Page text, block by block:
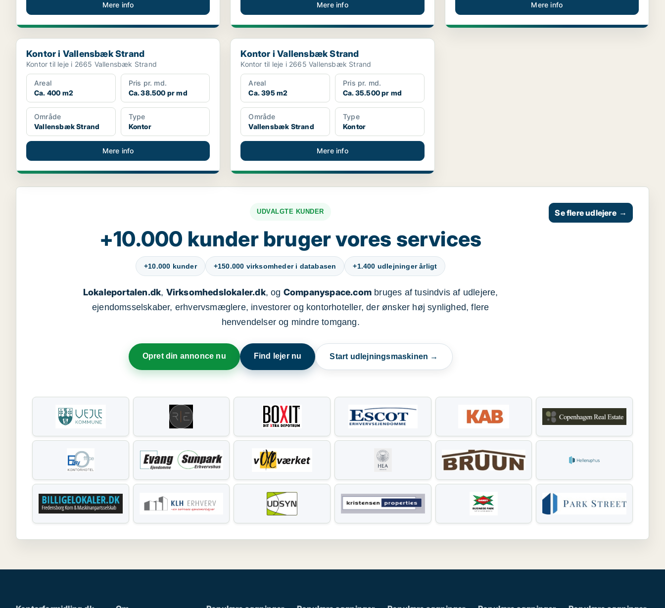
Mere info Mere info Mere info
Kontor i Vallensbæk Strand
Kontor i Vallensbæk Strand
Kontor til leje i 2665 Vallensbæk Strand
Areal
Ca. 400 m2
Pris pr. md.
Ca. 38.500 pr md
Område
Vallensbæk Strand
Type
Kontor
Mere info
Kontor i Vallensbæk Strand
Kontor i Vallensbæk Strand
Kontor til leje i 2665 Vallensbæk Strand
Areal
Ca. 395 m2
Pris pr. md.
Ca. 35.500 pr md
Område
Vallensbæk Strand
Type
Kontor
Mere info
UDVALGTE KUNDER
+10.000 kunder bruger vores services
+10.000 kunder +150.000 virksomheder i databasen +1.400 udlejninger årligt
Lokaleportalen.dk, Virksomhedslokaler.dk, og Companyspace.combruges af tusindvis af udlejere,
ejendomsselskaber, erhvervsmæglere, investorer og kontorhoteller, der ønsker høj synlighed, flere
henvendelser og mindre tomgang.
Opret din annonce nu Find lejer nu Start udlejningsmaskinen →
Se flere udlejere →